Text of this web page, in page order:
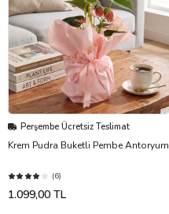
Perşembe Ücretsiz Teslimat
Krem Pudra Buketli Pembe Antoryum
(6)
1.099,00 TL